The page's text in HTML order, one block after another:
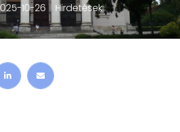
10-26 Hirdetések